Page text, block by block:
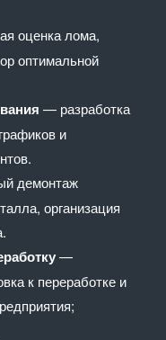
оценка лома,
оптимальной
— разработка
и
демонтаж
организация
—
к переработке и